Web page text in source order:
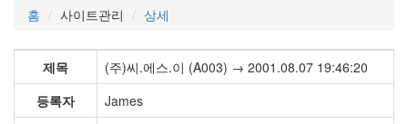
홈 사이트관리 상세
제목
(주)씨.에스.이 (A003) → 2001.08.07 19:46:20
등록자
James